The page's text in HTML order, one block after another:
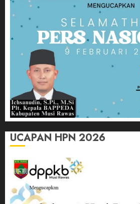
UCAPAN HPN 2026